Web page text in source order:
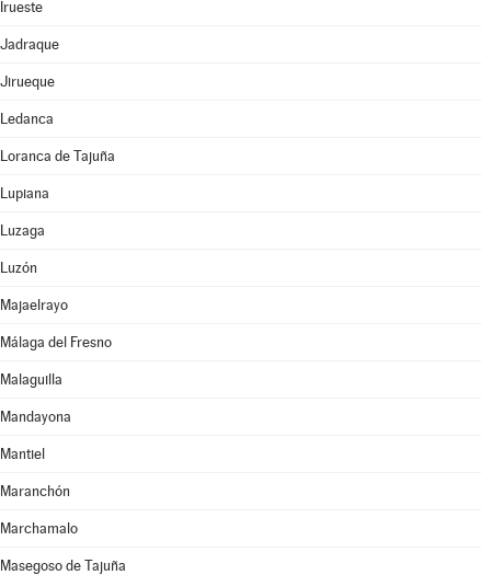
Irueste
Jadraque
Jirueque
Ledanca
Loranca de Tajuña
Lupiana
Luzaga
Luzón
Majaelrayo
Málaga del Fresno
Malaguilla
Mandayona
Mantiel
Maranchón
Marchamalo
Masegoso de Tajuña